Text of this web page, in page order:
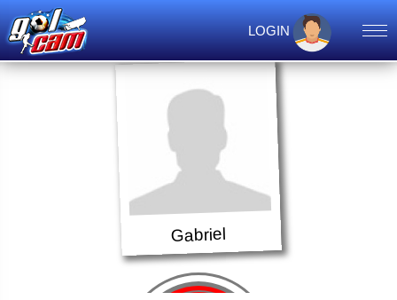
LOGIN
Gabriel